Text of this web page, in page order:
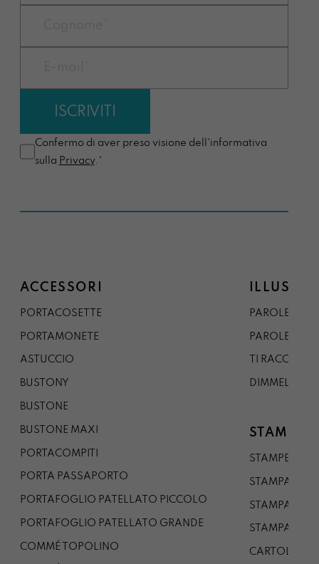
Confermo di aver preso visione dell'informativa
sulla Privacy.*
ACCESSORI
PORTACOSETTE
PORTAMONETE
ASTUCCIO
BUSTONY
BUSTONE
BUSTONE MAXI
PORTACOMPITI
PORTA PASSAPORTO
PORTAFOGLIO PATELLATO PICCOLO
PORTAFOGLIO PATELLATO GRANDE
COMMÉ TOPOLINO
PAROLE DAL
PAROLE DA
TI
DIMMELO
STAMPE
STAMPE A5
STAMPA A3
STAMPA A1
STAMPA A0
CARTOLINA